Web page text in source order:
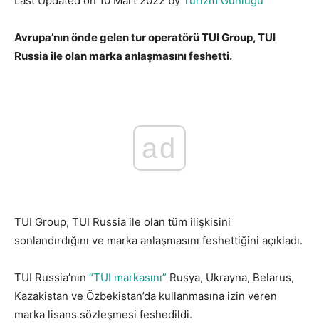
Avrupa’nın önde gelen tur operatörü TUI Group, TUI
Russia ile olan marka anlaşmasını feshetti.
ad
TUI Group, TUI Russia ile olan tüm ilişkisini
sonlandırdığını ve marka anlaşmasını feshettiğini açıkladı.
TUI Russia’nın “TUI markasını” Rusya, Ukrayna, Belarus,
Kazakistan ve Özbekistan’da kullanmasına izin veren
marka lisans sözleşmesi feshedildi.